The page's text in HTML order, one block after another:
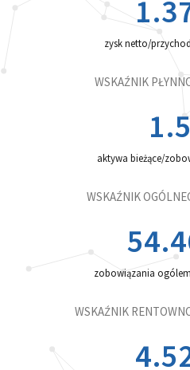
zysk netto/
WSKAŹNIK
aktywa bieżące/
WSKAŹNIK
zobowiązania
WSKAŹNIK